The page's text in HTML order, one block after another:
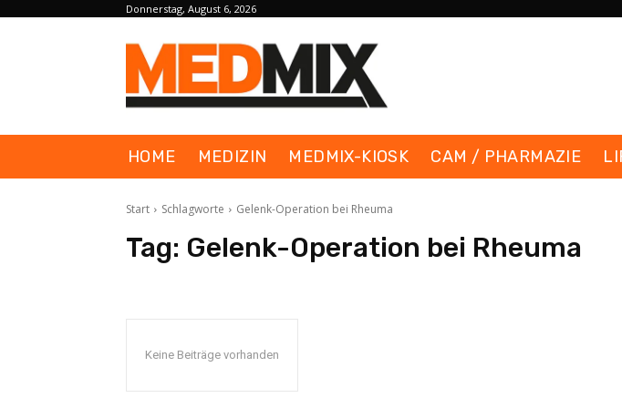
Donnerstag, August 6, 2026
HOME MEDIZIN MEDMIX-KIOSK CAM / PHARMAZIE
Start Schlagworte Gelenk-Operation bei Rheuma
Tag: Gelenk-Operation bei Rheuma
Keine Beiträge vorhanden